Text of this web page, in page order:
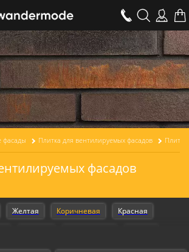
фасады Плитка для вентилируемых фасадов
фасадов
Желтая Коричневая Красная